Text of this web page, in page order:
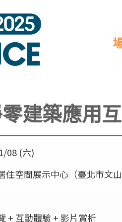
建築應用
(六)
間展示中心（臺北市文山
+ 互動體驗 + 影片賞析